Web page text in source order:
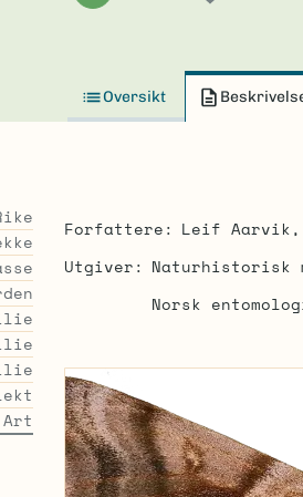
Oversikt
Art
Forfattere Leif Aarvik
Utgiver
Naturhistorisk
Norsk